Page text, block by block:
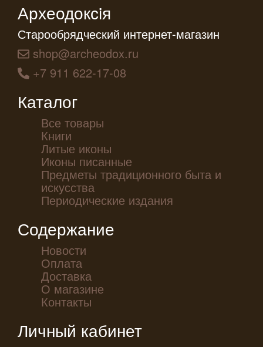
Археодоксiя
Старообрядческий интернет-магазин
shop@archeodox.ru
+7 911 622-17-08
Каталог
Все товары
Книги
Литые иконы
Иконы писанные
Предметы традиционного быта и
искусства
Периодические издания
Содержание
Новости
Оплата
Доставка
О магазине
Контакты
Личный кабинет